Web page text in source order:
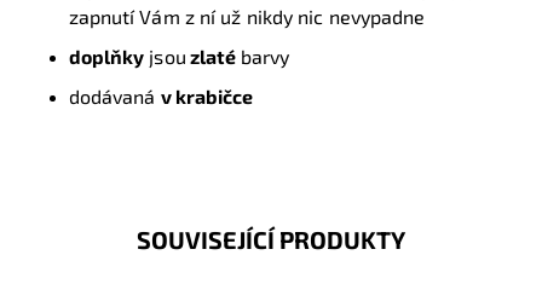
zapnutí Vám z ní už nikdy nic nevypadne
doplňky jsou zlaté barvy
dodávaná v krabičce
SOUVISEJÍCÍ PRODUKTY